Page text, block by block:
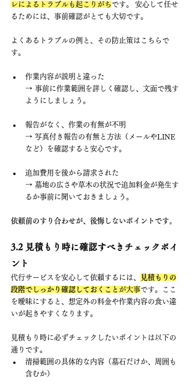
レによるトラブルも起こりがちです。 安心して任せ
るためには、事前確認がとても大切です。
よくあるトラブルの例と、その防止策はこちらで
す。
作業内容が説明と違った
→ 事前に作業範囲を詳しく確認し、文面で残す
ようにしましょう。
報告がなく、作業の有無が不明
→ 写真付き報告の有無と方法（メールやLINE
など）を確認すると安心です。
追加費用を後から請求された
→ 墓地の広さや草木の状況で追加料金が発生す
るか事前に聞いておきましょう。
依頼前のすり合わせが、後悔しないポイントです。
3.2 見積もり時に確認すべきチェックポイ
ント
代行サービスを安心して依頼するには、
見積もりの
段階でしっかり確認しておくこと が大事です。ここ
を曖昧にすると、想定外の料金や作業内容の食い違
いが起きやすくなります。
見積もり時に必ずチェックしたいポイントは以下の
通りです。
清掃範囲の具体的な内容（墓石だけか、周囲も
含むか）